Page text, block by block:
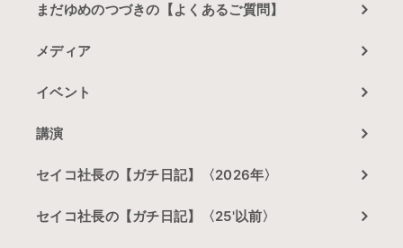
まだゆめのつづきの【よくあるご質問】
メディア
イベント
講演
セイコ社長の【ガチ日記】〈2026年〉
セイコ社長の【ガチ日記】〈25'以前〉